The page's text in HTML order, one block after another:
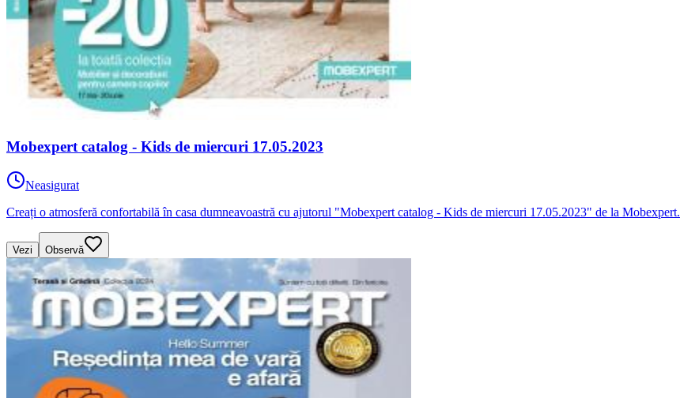
Mobexpert catalog - Kids de miercuri 17.05.2023
Neasigurat
Creați o atmosferă confortabilă în casa dumneavoastră cu ajutorul "Mobexpert catalog - Kids de miercuri 17.05.2023" de la Mobexpert.
Vezi Observă